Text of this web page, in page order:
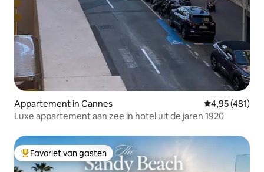
Appartement in Cannes Gemiddelde
4,95 (481)
Luxe appartement aan zee in hotel uit de jaren 1920
Topfavoriet van gasten
Favoriet van gasten